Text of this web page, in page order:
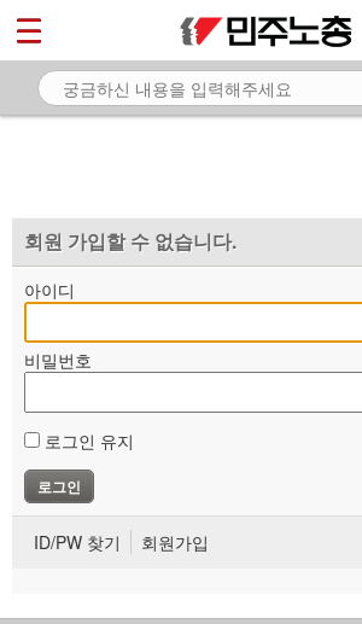
회원 가입할 수 없습니다.
아이디
비밀번호
로그인 유지
ID/PW 찾기 회원가입
마이페이지
소개
자료
부설기관